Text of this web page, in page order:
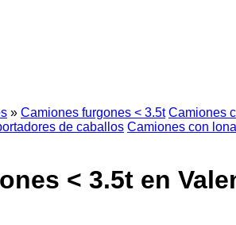
» Camiones furgones < 3.5t Camiones
de caballos Camiones con
< 3.5t en